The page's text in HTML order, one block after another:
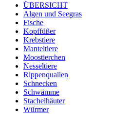
ÜBERSICHT
Algen und Seegras
Fische
Kopffüßer
Krebstiere
Manteltiere
Moostierchen
Nesseltiere
Rippenquallen
Schnecken
Schwämme
Stachelhäuter
Würmer